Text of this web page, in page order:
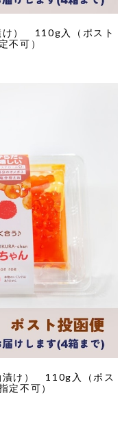
け） 110g入（ポスト
不可）
漬け） 110g入（ポス
定不可）